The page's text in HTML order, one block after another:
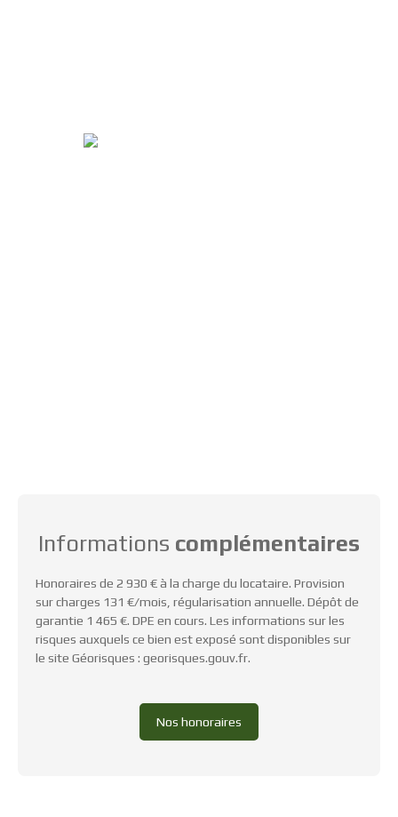
Informations complémentaires
Honoraires de 2 930 € à la charge du locataire. Provision
sur charges 131 €/mois, régularisation annuelle. Dépôt de
garantie 1 465 €. DPE en cours. Les informations sur les
risques auxquels ce bien est exposé sont disponibles sur
le site Géorisques : georisques.gouv.fr.
Nos honoraires